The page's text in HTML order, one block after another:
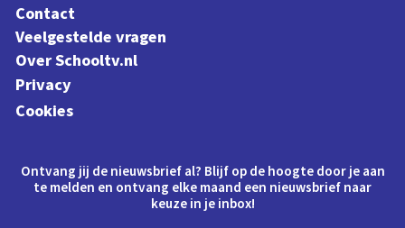
Contact
Veelgestelde vragen
Over Schooltv.nl
Privacy
Cookies
Ontvang jij de nieuwsbrief al? Blijf op de hoogte door je aan
te melden en ontvang elke maand een nieuwsbrief naar
keuze in je inbox!